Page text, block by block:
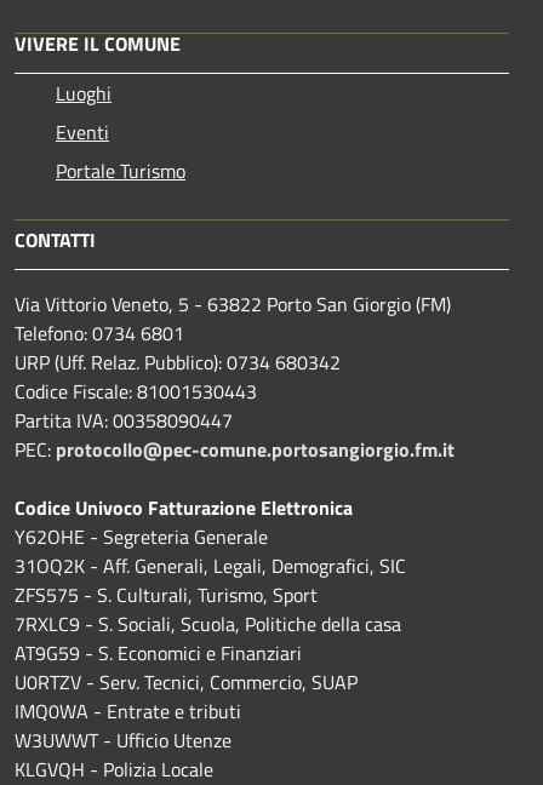
VIVERE IL COMUNE
Luoghi
Eventi
Portale Turismo
CONTATTI
Via Vittorio Veneto, 5 - 63822 Porto San Giorgio (FM)
Telefono: 0734 6801
URP (Uff. Relaz. Pubblico): 0734 680342
Codice Fiscale: 81001530443
Partita IVA: 00358090447
PEC: protocollo@pec-comune.portosangiorgio.fm.it
Codice Univoco Fatturazione Elettronica
Y62OHE - Segreteria Generale
31OQ2K - Aff. Generali, Legali, Demografici, SIC
ZFS575 - S. Culturali, Turismo, Sport
7RXLC9 - S. Sociali, Scuola, Politiche della casa
AT9G59 - S. Economici e Finanziari
U0RTZV - Serv. Tecnici, Commercio, SUAP
IMQ0WA - Entrate e tributi
W3UWWT - Ufficio Utenze
KLGVQH - Polizia Locale